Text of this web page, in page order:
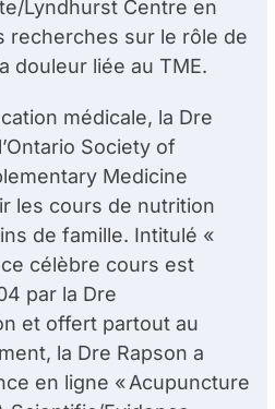
Lyndhurst Centre en
recherches sur le rôle de
douleur liée au TME.
médicale, la Dre
Society of
Medicine
les cours de nutrition
de famille. Intitulé «
célèbre cours est
par la Dre
et offert partout au
la Dre Rapson a
en ligne « Acupuncture